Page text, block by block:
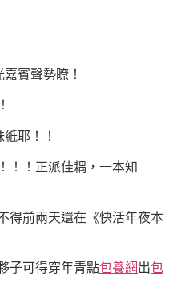
賓聲勢瞭！
耶！！
！！正派佳耦，一本知
得前兩天還在《快活年夜本
子可得穿年青點包養網出包